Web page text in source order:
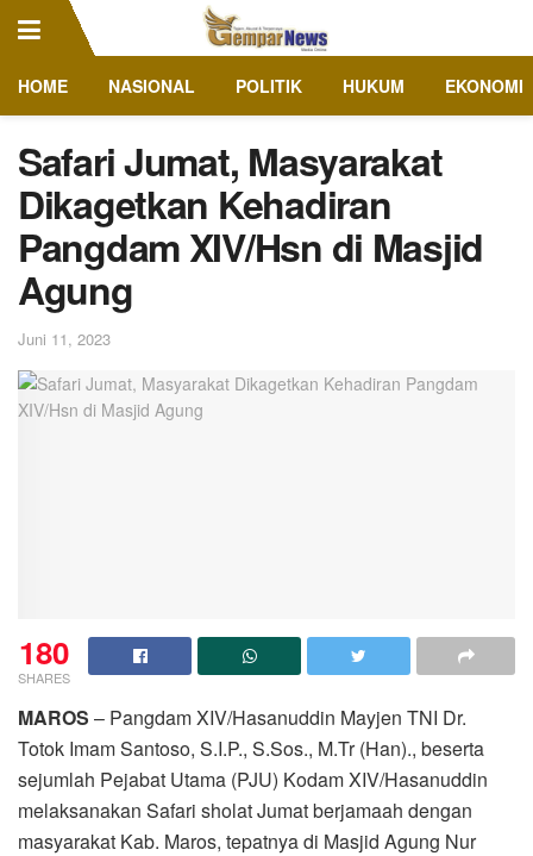
HOME NASIONAL POLITIK HUKUM EKONOMI
Safari Jumat, Masyarakat
Dikagetkan Kehadiran
Pangdam XIV/Hsn di Masjid
Agung
Juni 11, 2023
180
SHARES
MAROS – Pangdam XIV/Hasanuddin Mayjen TNI Dr.
Totok Imam Santoso, S.I.P., S.Sos., M.Tr (Han)., beserta
sejumlah Pejabat Utama (PJU) Kodam XIV/Hasanuddin
melaksanakan Safari sholat Jumat berjamaah dengan
masyarakat Kab. Maros, tepatnya di Masjid Agung Nur